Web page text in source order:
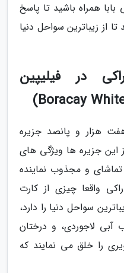
همراه باشید تا پاسخ
از زیباترین سواحل دنیا
در فیلیپین
هزار و پانصد جزیره
این جزیره ها ویژگی های
و مجذوب نماینده
واقعا چیزی از کارت
سواحل دنیا را دارد،
لاجوردی، و درختان
را خلق می نمایند که